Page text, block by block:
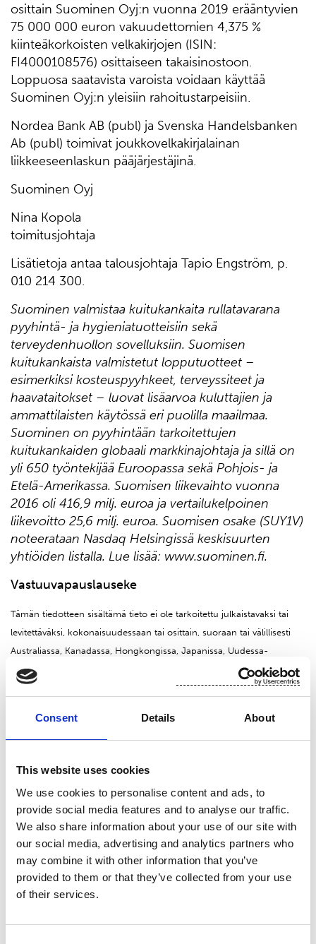
Consent Details About
This website uses cookies
We use cookies to personalise content and ads, to
provide social media features and to analyse our traffic.
We also share information about your use of our site with
our social media, advertising and analytics partners who
may combine it with other information that you’ve
provided to them or that they’ve collected from your use
of their services.
osittain Suominen Oyj:n vuonna 2019 erääntyvien
75 000 000 euron vakuudettomien 4,375 %
kiinteäkorkoisten velkakirjojen (ISIN:
FI4000108576) osittaiseen takaisinostoon.
Loppuosa saatavista varoista voidaan käyttää
Suominen Oyj:n yleisiin rahoitustarpeisiin.
Nordea Bank AB (publ) ja Svenska Handelsbanken
Ab (publ) toimivat joukkovelkakirjalainan
liikkeeseenlaskun pääjärjestäjinä.
Suominen Oyj
Nina Kopola
toimitusjohtaja
Lisätietoja antaa talousjohtaja Tapio Engström, p.
010 214 300.
Suominen valmistaa kuitukankaita rullatavarana
pyyhintä- ja hygieniatuotteisiin sekä
terveydenhuollon sovelluksiin. Suomisen
kuitukankaista valmistetut lopputuotteet –
esimerkiksi kosteuspyyhkeet, terveyssiteet ja
haavataitokset – luovat lisäarvoa kuluttajien ja
ammattilaisten käytössä eri puolilla maailmaa.
Suominen on pyyhintään tarkoitettujen
kuitukankaiden globaali markkinajohtaja ja sillä on
yli 650 työntekijää Euroopassa sekä Pohjois- ja
Etelä-Amerikassa. Suomisen liikevaihto vuonna
2016 oli 416,9 milj. euroa ja vertailukelpoinen
liikevoitto 25,6 milj. euroa. Suomisen osake (SUY1V)
noteerataan Nasdaq Helsingissä keskisuurten
yhtiöiden listalla. Lue lisää: www.suominen.fi.
Vastuuvapauslauseke
Tämän tiedotteen sisältämä tieto ei ole tarkoitettu julkaistavaksi tai
levitettäväksi, kokonaisuudessaan tai osittain, suoraan tai välillisesti
Australiassa, Kanadassa, Hongkongissa, Japanissa, Uudessa-
Seelannissa, Etelä-Afrikassa tai Yhdysvalloissa eikä muissa sellaisissa
valtioissa tai muutoin sellaisissa olosuhteissa, joissa julkaiseminen tai
arvopapereita koskeva myyntitarjous eikä pyyntö ostotarjouksien
saamiseksi, eikä arvopapereita myydä valtioissa, joissa myyntitarjous,
säädetään kyseisen valtion arvopaperilainsäädännössä.
Tämän tiedotteen sisältämä tieto ei ole tarjous arvopapereiden
myymiseksi Yhdysvalloissa. Arvopapereita ei ole rekisteröity eikä niitä
tulla rekisteröimään Yhdysvaltain vuoden 1933 arvopaperilain
(muutoksineen) (“Yhdysvaltain Arvopaperilaki”) eikä minkään
Yhdysvaltojen osavaltion soveltuvan arvopaperilain mukaisesti, eikä